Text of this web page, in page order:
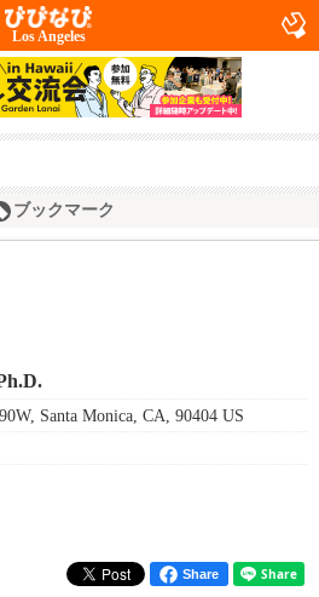
Los Angeles
ブックマーク
Santa Monica, CA, 90404 US
Share